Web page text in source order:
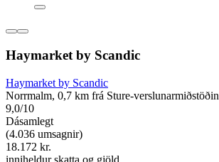
Haymarket by Scandic
Haymarket by Scandic
Norrmalm, 0,7 km frá Sture-verslunarmiðstöðin
9,0/10
Dásamlegt
(4.036 umsagnir)
18.172 kr.
inniheldur skatta og gjöld